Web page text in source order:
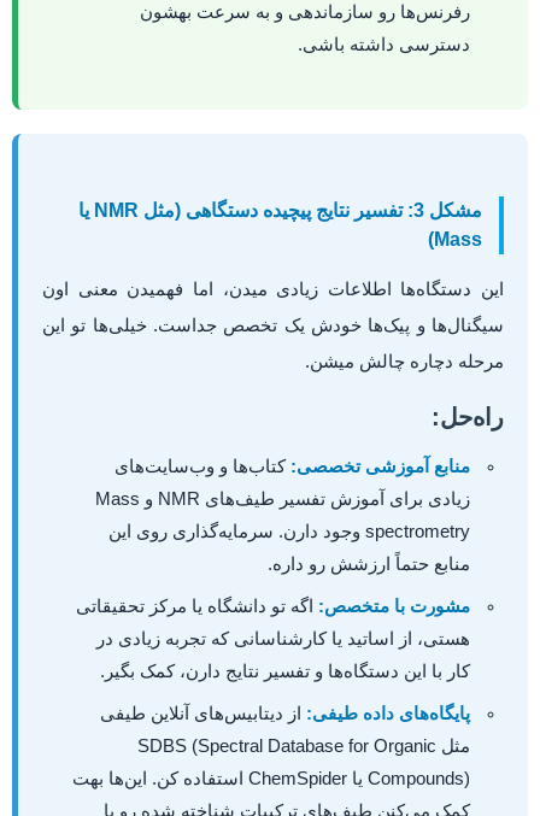
رفرنس‌ها رو سازماندهی و به سرعت بهشون
دسترسی داشته باشی.
مشکل 3: تفسیر نتایج پیچیده دستگاهی (مثل NMR یا
Mass)
این دستگاه‌ها اطلاعات زیادی میدن، اما فهمیدن معنی اون
سیگنال‌ها و پیک‌ها خودش یک تخصص جداست. خیلی‌ها تو این
مرحله دچاره چالش میشن.
راه‌حل:
منابع آموزشی تخصصی: کتاب‌ها و وب‌سایت‌های
زیادی برای آموزش تفسیر طیف‌های NMR و Mass
spectrometry وجود دارن. سرمایه‌گذاری روی این
منابع حتماً ارزشش رو داره.
مشورت با متخصص: اگه تو دانشگاه یا مرکز تحقیقاتی
هستی، از اساتید یا کارشناسانی که تجربه زیادی در
کار با این دستگاه‌ها و تفسیر نتایج دارن، کمک بگیر.
پایگاه‌های داده طیفی: از دیتابیس‌های آنلاین طیفی
مثل SDBS (Spectral Database for Organic
Compounds) یا ChemSpider استفاده کن. این‌ها بهت
کمک می‌کنن طیف‌های ترکیبات شناخته شده رو با